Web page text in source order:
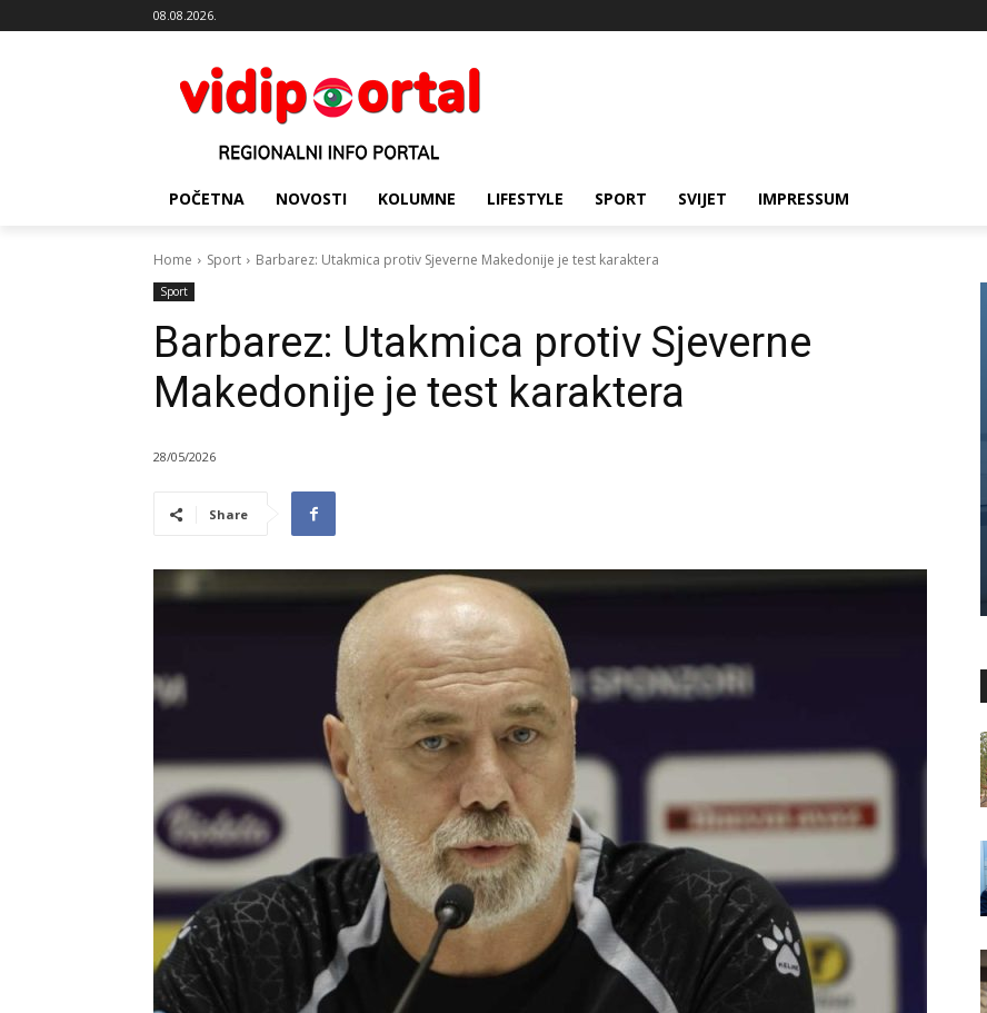
08.08.2026.
POČETNA NOVOSTI KOLUMNE LIFESTYLE SPORT SVIJET IMPRESSUM
Home Sport Barbarez: Utakmica protiv Sjeverne Makedonije je test karaktera
Sport
Barbarez: Utakmica protiv Sjeverne
Makedonije je test karaktera
28/05/2026
Share